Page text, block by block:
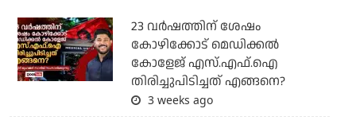
23 വർഷത്തിന് ശേഷം
കോഴിക്കോട് മെഡിക്കൽ
കോളേജ് എസ്.എഫ്.ഐ
തിരിച്ചുപിടിച്ചത് എങ്ങനെ?
3 weeks ago